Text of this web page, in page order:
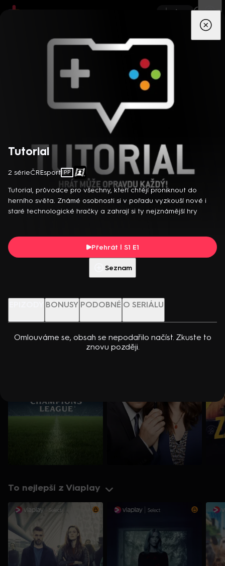
App
Tutorial
2 sérieČREsport PP
Tutorial, průvodce pro všechny, kteří chtějí proniknout do
herního světa. Známé osobnosti si v pořadu vyzkouší nové i
staré technologické hračky a zahrají si ty nejznámější hry
Přehrát | S1 E1
Seznam
BONUSY PODOBNÉ O SERIÁLU
Omlouváme se, obsah se nepodařilo načíst. Zkuste to
znovu později.
Detektiv Karl Alberg přijíždí do přímořského městečka Gibsons,
aby zde převzal vedení místní policie a začal nový život po
bolestivém rozvodu. Společně se svým týmem odhaluje temná
tajemství, která narušují poklidnou atmosféru komunity a
současně se snaží zvládnout komplikovaný vztah s dospívající
Kreuková, R. Sutherland, A. Douglas, M. Loweová, S.
Spracklinová a další
8 epizod
Přehrát ukázku
Přehrát s PREMIUM
Více info
To nejlepší z Viaplay